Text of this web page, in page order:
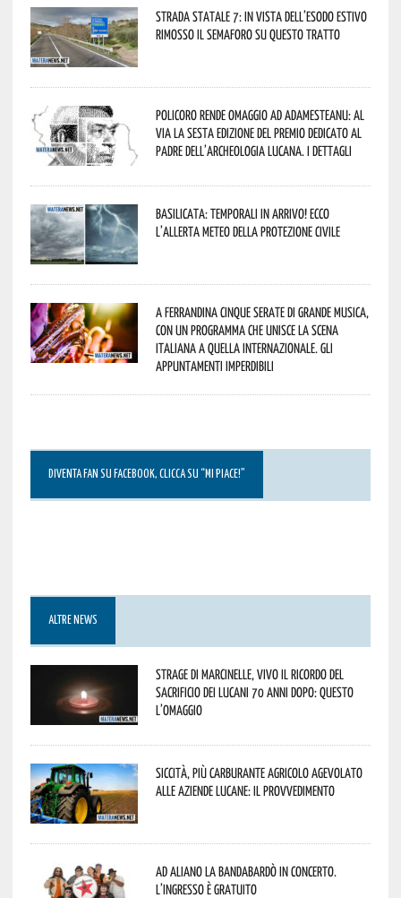
Strada statale 7: in vista dell’esodo estivo
rimosso il semaforo su questo tratto
Policoro rende omaggio ad Adamesteanu: al
via la sesta edizione del Premio dedicato al
padre dell’archeologia lucana. I dettagli
Basilicata: temporali in arrivo! Ecco
l’allerta meteo della Protezione civile
A Ferrandina cinque serate di grande musica,
con un programma che unisce la scena
italiana a quella internazionale. Gli
appuntamenti imperdibili
DIVENTA FAN SU FACEBOOK, CLICCA SU “MI PIACE!”
ALTRE NEWS
Strage di Marcinelle, vivo il ricordo del
sacrificio dei lucani 70 anni dopo: questo
l’omaggio
Siccità, più carburante agricolo agevolato
alle aziende lucane: il provvedimento
Ad Aliano la Bandabardò in concerto.
L’ingresso è gratuito